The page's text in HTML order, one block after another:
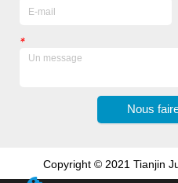
*
Nous
Copyright © 2021 Tianjin